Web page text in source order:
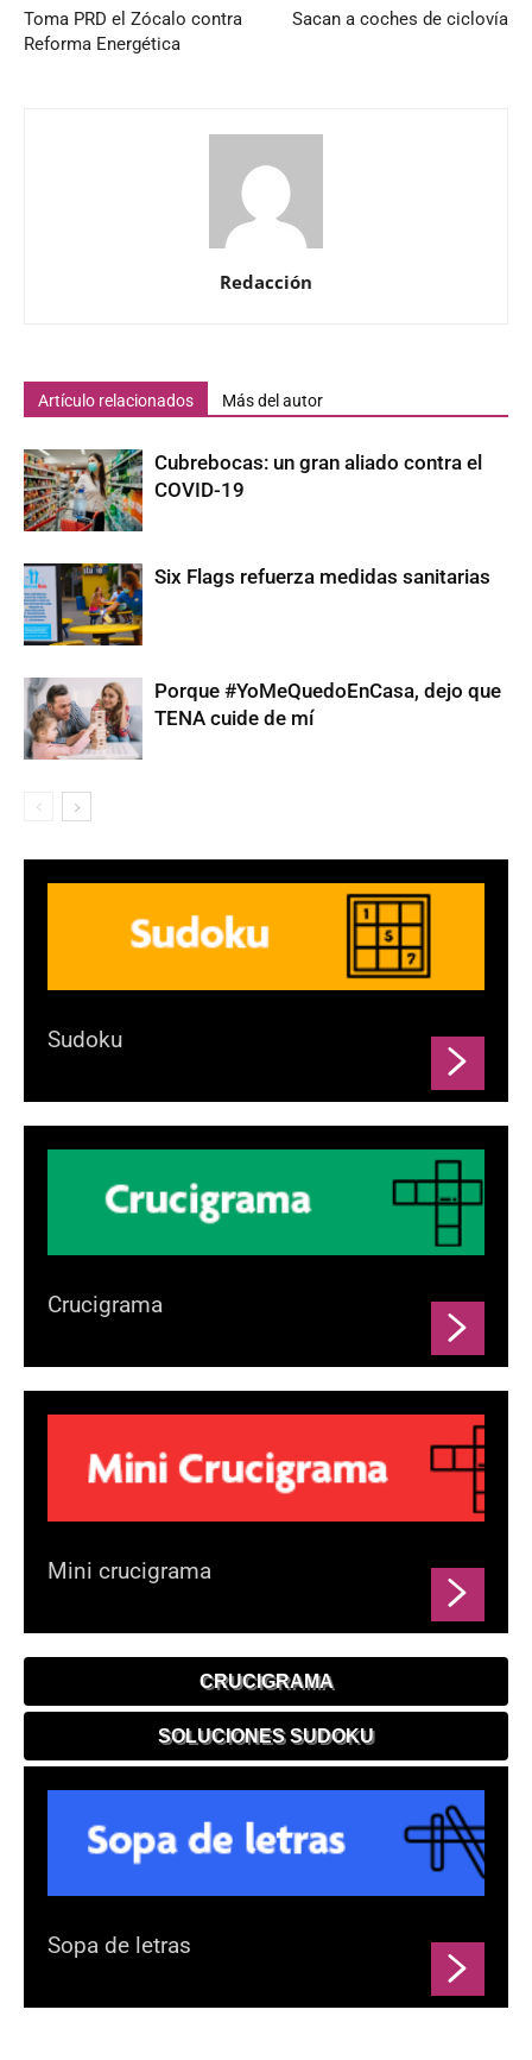
Toma PRD el Zócalo contra
Reforma Energética
Sacan a coches de ciclovía
Redacción
Artículo relacionados Más del autor
Cubrebocas: un gran aliado contra el
COVID-19
Six Flags refuerza medidas sanitarias
Porque #YoMeQuedoEnCasa, dejo que
TENA cuide de mí
Sudoku
Crucigrama
Mini crucigrama
CRUCIGRAMA
SOLUCIONES SUDOKU
Sopa de letras